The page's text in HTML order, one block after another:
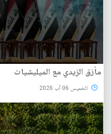
مأزق الزيدي مع الميليشيات
الخميس 06 آب 2026